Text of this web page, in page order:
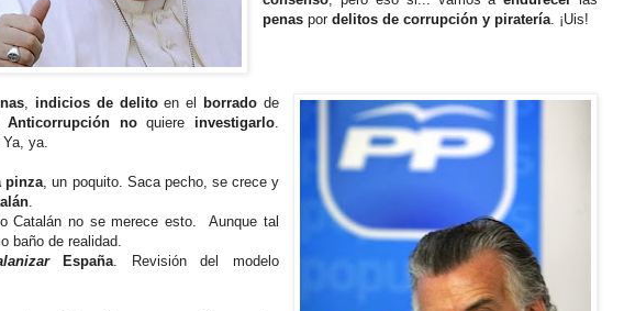
penas pordelitos de corrupción y piratería . ¡Uis!
, indicios de delitoen el borrado de
Anticorrupción noquiere investigarlo.
ya.
pinza, un poquito. Saca pecho, se crece y
.
Catalán no se merece esto. Aunque tal
baño de realidad.
España. Revisión del modelo